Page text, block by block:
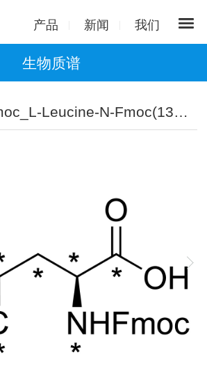
产品 新闻 我们
生物质谱
L-亮氨酸-N-Fmoc_L-Leucine-N-Fmoc(13C6,99%;15N,99%)